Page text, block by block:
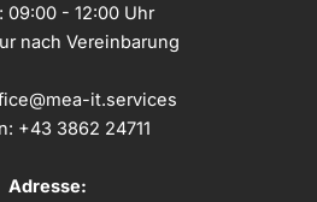
09:00 - 12:00 Uhr
nach Vereinbarung
it.services
+43 3862 24711
Adresse: